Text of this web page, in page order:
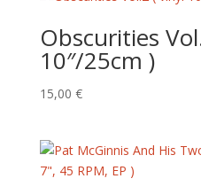
Obscurities
10″/25cm )
15,00 €